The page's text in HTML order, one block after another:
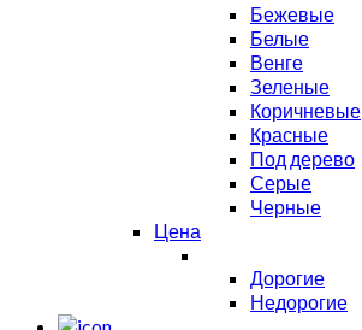
Бежевые
Белые
Венге
Зеленые
Коричневые
Красные
Под дерево
Серые
Черные
Цена
Дорогие
Недорогие